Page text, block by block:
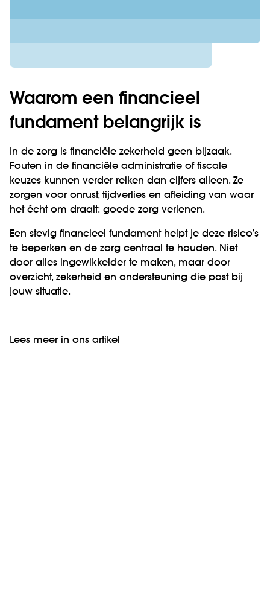
Waarom een financieel
fundament belangrijk is
In de zorg is financiële zekerheid geen bijzaak.
Fouten in de financiële administratie of fiscale
keuzes kunnen verder reiken dan cijfers alleen. Ze
zorgen voor onrust, tijdverlies en afleiding van waar
het écht om draait: goede zorg verlenen.
Een stevig financieel fundament helpt je deze risico’s
te beperken en de zorg centraal te houden. Niet
door alles ingewikkelder te maken, maar door
overzicht, zekerheid en ondersteuning die past bij
jouw situatie.
Lees meer in ons artikel